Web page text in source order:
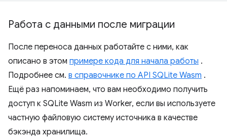
Работа с данными после миграции
После переноса данных работайте с ними, как
описано в этом примере кода для начала работы .
Подробнее см. в справочнике по API SQLite Wasm .
Ещё раз напоминаем, что вам необходимо получить
доступ к SQLite Wasm из Worker, если вы используете
частную файловую систему источника в качестве
бэкэнда хранилища.